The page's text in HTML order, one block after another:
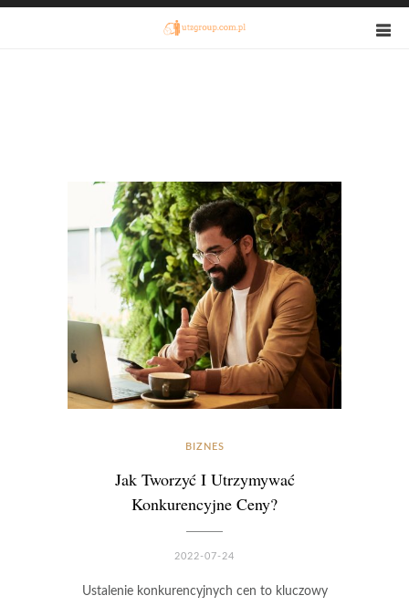
BIZNES
Jak Tworzyć I Utrzymywać
Konkurencyjne Ceny?
2022-07-24
Ustalenie konkurencyjnych cen to kluczowy